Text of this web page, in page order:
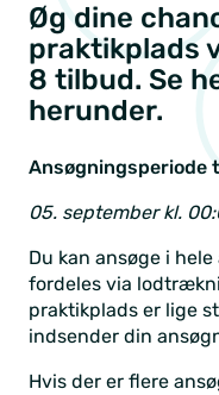
Øg dine
praktikplads
8 tilbud. Se
herunder.
Ansøgningsperiode
05. september kl.
Du kan ansøge i
fordeles via
praktikplads er lige
indsender din
Hvis der er flere